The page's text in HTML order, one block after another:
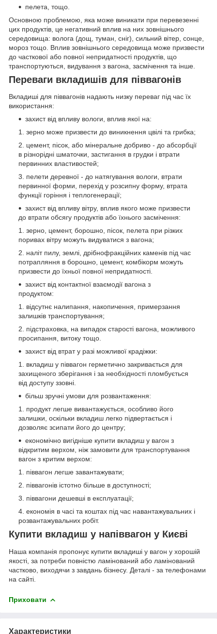
пелета, тощо.
Основною проблемою, яка може виникати при перевезенні
цих продуктів, це негативний вплив на них зовнішнього
середовища: волога (дощ, туман, сніг), сильний вітер, сонце,
мороз тощо. Вплив зовнішнього середовища може призвести
до часткової або повної непридатності продуктів, що
транспортуються, видування з вагона, засмічення та інше.
Переваги вкладишів для піввагонів
Вкладиші для піввагонів надають низку переваг під час їх
використання:
захист від впливу вологи, вплив якої на:
зерно може призвести до виникнення цвілі та грибка;
цемент, пісок, або мінеральне добриво - до абсорбції
в різнорідні шматочки, застигання в грудки і втрати
первинних властивостей;
пелети деревної - до натягування вологи, втрати
первинної форми, перехід у розсипну форму, втрата
функції горіння і теплогенерації;
захист від впливу вітру, вплив якого може призвести
до втрати обсягу продуктів або їхнього засмічення:
зерно, цемент, борошно, пісок, пелета при різких
поривах вітру можуть видуватися з вагона;
наліт пилу, землі, дрібнофракційних каменів під час
потрапляння в борошно, цемент, комбікорм можуть
призвести до їхньої повної непридатності.
захист від контактної взаємодії вагона з
продуктом:
відсутнє налипання, накопичення, примерзання
залишків транспортування;
підстраховка, на випадок старості вагона, можливого
просипання, витоку тощо.
захист від втрат у разі можливої крадіжки:
вкладиш у піввагон герметично закривається для
захищеного зберігання і за необхідності пломбується
від доступу ззовні.
більш зручні умови для розвантаження:
продукт легше вивантажується, особливо його
залишки, оскільки вкладиш легко підвертається і
дозволяє зсипати його до центру;
економічно вигідніше купити вкладиш у вагон з
відкритим верхом, ніж замовити для транспортування
вагон з критим верхом:
піввагон легше завантажувати;
піввагонів істотно більше в доступності;
піввагони дешевші в експлуатації;
економія в часі та коштах під час навантажувальних і
розвантажувальних робіт.
Купити вкладиш у напіввагон у Києві
Наша компанія пропонує купити вкладиші у вагон у хорошій
якості, за потреби повністю ламінований або ламінований
частково, виходячи з завдань бізнесу. Деталі - за телефонами
на сайті.
Приховати
Характеристики